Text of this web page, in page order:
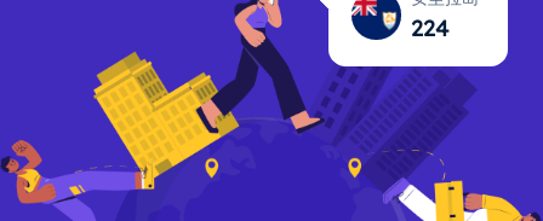
224